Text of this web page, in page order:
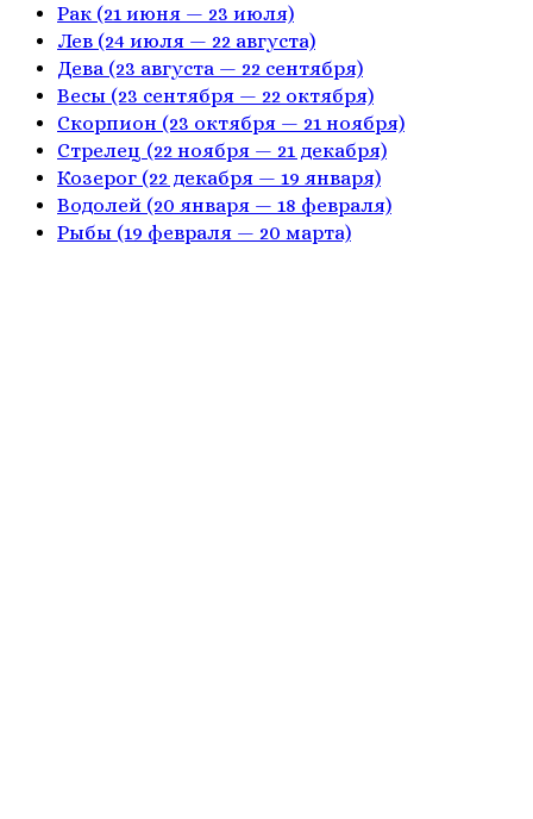
Рак (21 июня — 23 июля)
Лев (24 июля — 22 августа)
Дева (23 августа — 22 сентября)
Весы (23 сентября — 22 октября)
Скорпион (23 октября — 21 ноября)
Стрелец (22 ноября — 21 декабря)
Козерог (22 декабря — 19 января)
Водолей (20 января — 18 февраля)
Рыбы (19 февраля — 20 марта)